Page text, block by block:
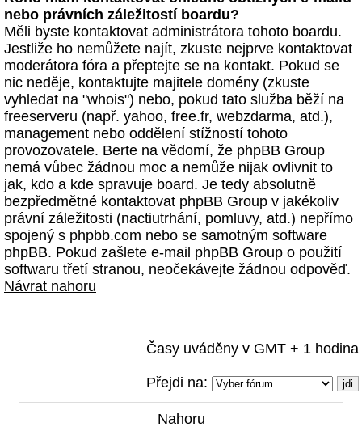
nebo právních záležitostí boardu?
Měli byste kontaktovat administrátora tohoto boardu.
Jestliže ho nemůžete najít, zkuste nejprve kontaktovat
moderátora fóra a přeptejte se na kontakt. Pokud se
nic neděje, kontaktujte majitele domény (zkuste
vyhledat na "whois") nebo, pokud tato služba běží na
freeserveru (např. yahoo, free.fr, webzdarma, atd.),
management nebo oddělení stížností tohoto
provozovatele. Berte na vědomí, že phpBB Group
nemá vůbec žádnou moc a nemůže nijak ovlivnit to
jak, kdo a kde spravuje board. Je tedy absolutně
bezpředmětné kontaktovat phpBB Group v jakékoliv
právní záležitosti (nactiutrhání, pomluvy, atd.) nepřímo
spojený s phpbb.com nebo se samotným software
phpBB. Pokud zašlete e-mail phpBB Group o použití
softwaru třetí stranou, neočekávejte žádnou odpověď.
Návrat nahoru
Časy uváděny v GMT + 1 hodina
Přejdi na:
Nahoru